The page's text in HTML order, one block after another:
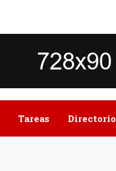
Tareas Directorio